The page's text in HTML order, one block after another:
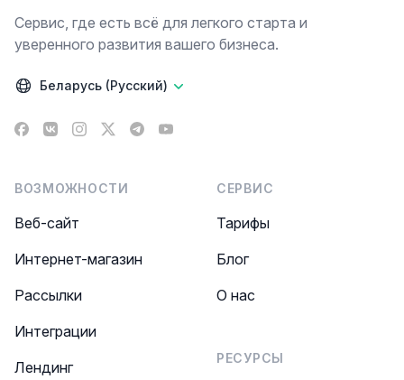
Сервис, где есть всё для легкого старта и
уверенного развития вашего бизнеса.
Беларусь (Русский)
Facebook
VK Instagram
X TelegramYouTube
ВОЗМОЖНОСТИ
Веб-сайт
Интернет-магазин
Рассылки
Интеграции
Лендинг
СЕРВИС
Тарифы
Блог
О нас
РЕСУРСЫ